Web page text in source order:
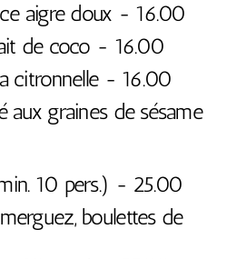
aigre doux - 16.00
de coco - 16.00
citronnelle - 16.00
aux graines de sésame
10 pers.) - 25.00
boulettes de